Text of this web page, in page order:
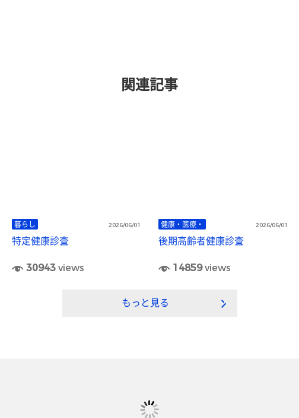
関連記事
暮らし 2026/06/01
特定健康診査
30943 views
健康・医療・ 2026/06/01
後期高齢者健康診査
14859views
もっと見る